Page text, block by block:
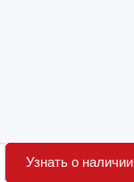
Узнать о наличии